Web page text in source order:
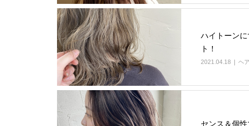
ハイトーン
ト！
2021.04.18 ヘ
センス＆個